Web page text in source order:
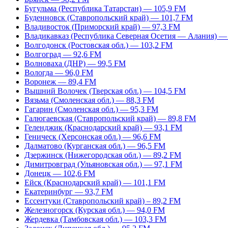
Бугульма (Республика Татарстан) — 105,9 FM
Буденновск (Ставропольский край) — 101,7 FM
Владивосток (Приморский край) — 97,3 FM
Владикавказ (Республика Северная Осетия — Алания)
Волгодонск (Ростовская обл.) — 103,2 FM
Волгоград — 92,6 FM
Волноваха (ДНР) — 99,5 FM
Вологда — 96,0 FM
Воронеж — 89,4 FM
Вышний Волочек (Тверская обл.) — 104,5 FM
Вязьма (Смоленская обл.) — 88,3 FM
Гагарин (Смоленская обл.) — 95,3 FM
Галюгаевская (Ставропольский край) — 89,8 FM
Геленджик (Краснодарский край) — 93,1 FM
Геническ (Херсонская обл.) — 96,6 FM
Далматово (Курганская обл.) — 96,5 FM
Дзержинск (Нижегородская обл.) — 89,2 FM
Димитровград (Ульяновская обл.) — 97,1 FM
Донецк — 102,6 FM
Ейск (Краснодарский край) — 101,1 FM
Екатеринбург — 93,7 FM
Ессентуки (Ставропольский край) – 89,2 FM
Железногорск (Курская обл.) — 94,0 FM
Жердевка (Тамбовская обл.) — 103,3 FM